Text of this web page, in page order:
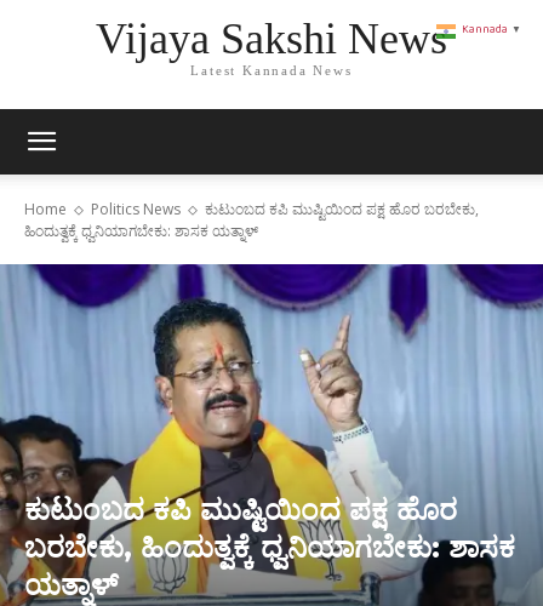
Vijaya Sakshi News
Latest Kannada News
Home Politics News
ಕುಟುಂಬದ ಕಪಿ ಮುಷ್ಟಿಯಿಂದ ಪಕ್ಷ ಹೊರ ಬರಬೇಕು,
ಹಿಂದುತ್ವಕ್ಕೆ ಧ್ವನಿಯಾಗಬೇಕು: ಶಾಸಕ ಯತ್ನಾಳ್
ಕುಟುಂಬದ ಕಪಿ ಮುಷ್ಟಿಯಿಂದ ಪಕ್ಷ ಹೊರ
ಬರಬೇಕು, ಹಿಂದುತ್ವಕ್ಕೆ ಧ್ವನಿಯಾಗಬೇಕು: ಶಾಸಕ
ಯತ್ನಾಳ್
Kannada ▼